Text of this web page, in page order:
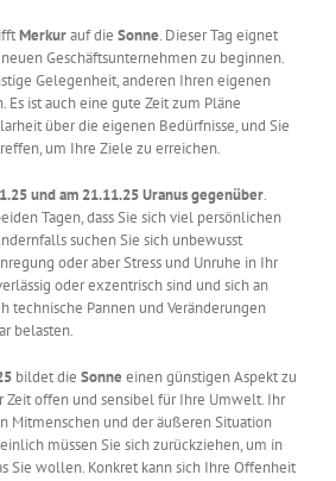
Merkurauf die Sonne. Dieser Tag eignet
Geschäftsunternehmen zu beginnen.
Gelegenheit, anderen Ihren eigenen
ist auch eine gute Zeit zum Pläne
über die eigenen Bedürfnisse, und Sie
um Ihre Ziele zu erreichen.
und am 21.11.25 Uranus gegenüber.
Tagen, dass Sie sich viel persönlichen
suchen Sie sich unbewusst
oder aber Stress und Unruhe in Ihr
oder exzentrisch sind und sich an
technische Pannen und Veränderungen
belasten.
bildet die Sonne einen günstigen Aspekt zu
Zeit offen und sensibel für Ihre Umwelt. Ihr
Mitmenschen und der äußeren Situation
müssen Sie sich zurückziehen, um in
Sie wollen. Konkret kann sich Ihre Offenheit